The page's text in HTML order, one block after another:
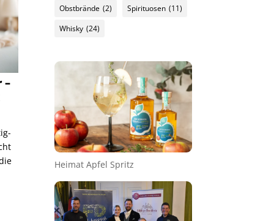
–
Obstbrände (2) Spirituosen (11)
Whisky (24)
Heimat Apfel Spritz